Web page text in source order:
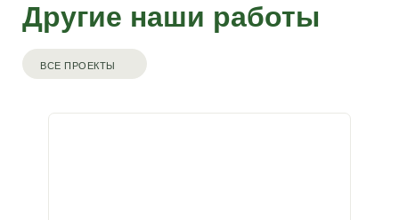
Другие наши работы
ВСЕ ПРОЕКТЫ